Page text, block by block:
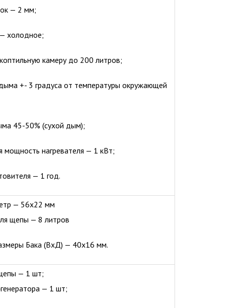
— 2 мм;
холодное;
камеру до 200 литров;
+- 3 градуса от температуры окружающей
45-50% (сухой дым);
мощность нагревателя — 1 кВт;
— 1 год.
— 56х22 мм
щепы — 8 литров
Бака (ВхД) — 40х16 мм.
— 1 шт;
— 1 шт;